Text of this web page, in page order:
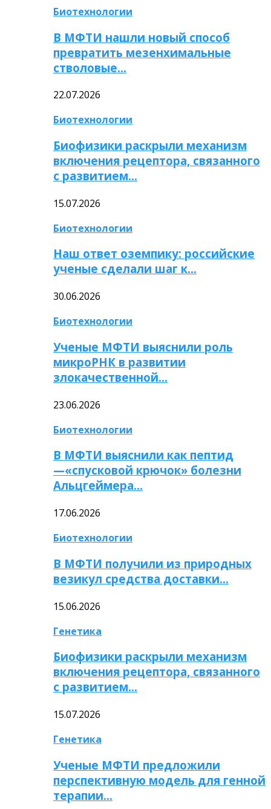
Биотехнологии
В МФТИ нашли новый способ
превратить мезенхимальные
стволовые…
22.07.2026
Биотехнологии
Биофизики раскрыли механизм
включения рецептора, связанного
с развитием…
15.07.2026
Биотехнологии
Наш ответ оземпику: российские
ученые сделали шаг к…
30.06.2026
Биотехнологии
Ученые МФТИ выяснили роль
микроРНК в развитии
злокачественной…
23.06.2026
Биотехнологии
В МФТИ выяснили как пептид
—«спусковой крючок» болезни
Альцгеймера…
17.06.2026
Биотехнологии
В МФТИ получили из природных
везикул средства доставки…
15.06.2026
Генетика
Биофизики раскрыли механизм
включения рецептора, связанного
с развитием…
15.07.2026
Генетика
Ученые МФТИ предложили
перспективную модель для генной
терапии…